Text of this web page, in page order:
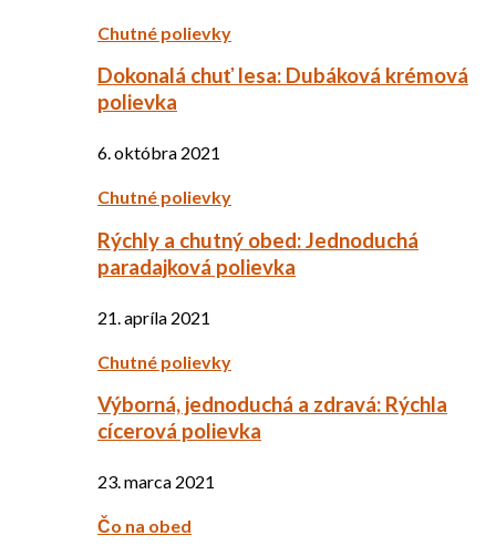
Chutné polievky
Dokonalá chuť lesa: Dubáková krémová
polievka
6. októbra 2021
Chutné polievky
Rýchly a chutný obed: Jednoduchá
paradajková polievka
21. apríla 2021
Chutné polievky
Výborná, jednoduchá a zdravá: Rýchla
cícerová polievka
23. marca 2021
Čo na obed